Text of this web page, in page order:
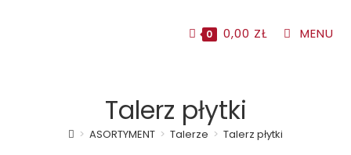
0 0,00 ZŁ MENU
Talerz płytki
> ASORTYMENT > Talerze > Talerz płytki